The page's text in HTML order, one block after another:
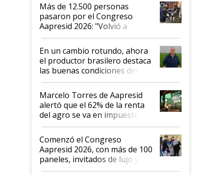
Más de 12.500 personas
pasaron por el Congreso
Aapresid 2026: "Volvió a
demostrar que hablar del
suelo es hablar de todo el
sistema productivo"
En un cambio rotundo, ahora
el productor brasilero destaca
las buenas condiciones del
agro argentino para invertir:
"Los veo más motivados"
Marcelo Torres de Aapresid
alertó que el 62% de la renta
del agro se va en impuestos:
"No es bueno que en
Argentina se sigan discutiendo
las mismas cosas de hace 50
años"
Comenzó el Congreso
Aapresid 2026, con más de 100
paneles, invitados de lujo y
todas las tendencias